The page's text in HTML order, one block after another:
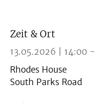
Zeit & Ort
13.05.2026 | 14:00 -
Rhodes House
South Parks Road